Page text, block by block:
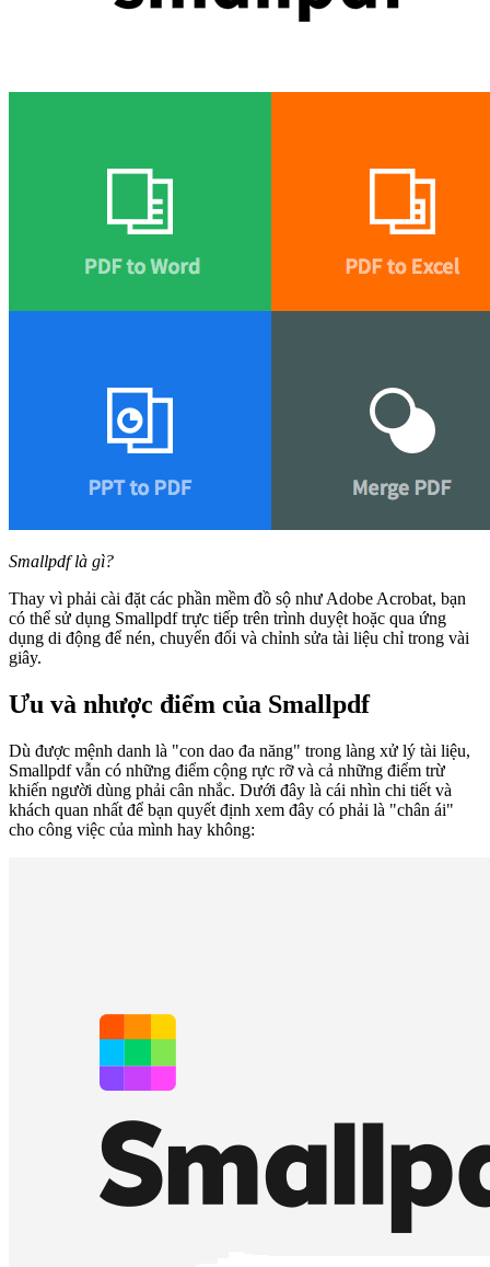
Smallpdf là gì?
Thay vì phải cài đặt các phần mềm đồ sộ như Adobe Acrobat, bạn
có thể sử dụng Smallpdf trực tiếp trên trình duyệt hoặc qua ứng
dụng di động để nén, chuyển đổi và chỉnh sửa tài liệu chỉ trong vài
giây.
Ưu và nhược điểm của Smallpdf
Dù được mệnh danh là "con dao đa năng" trong làng xử lý tài liệu,
Smallpdf vẫn có những điểm cộng rực rỡ và cả những điểm trừ
khiến người dùng phải cân nhắc. Dưới đây là cái nhìn chi tiết và
khách quan nhất để bạn quyết định xem đây có phải là "chân ái"
cho công việc của mình hay không: